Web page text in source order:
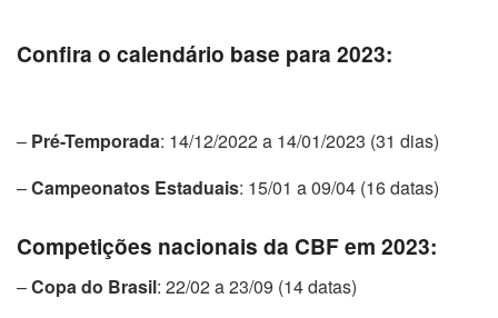
Confira o calendário base para 2023:
– Pré-Temporada: 14/12/2022 a 14/01/2023 (31 dias)
–Campeonatos Estaduais: 15/01 a 09/04 (16 datas)
Competições nacionais da CBF em 2023:
–Copa do Brasil: 22/02 a 23/09 (14 datas)